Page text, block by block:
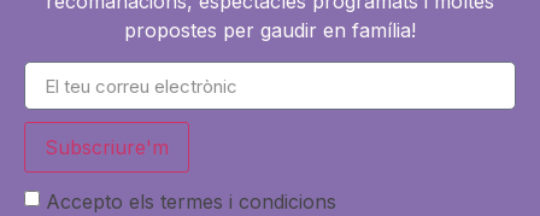
propostes per gaudir en família!
Subscriure'm
Accepto els termes i condicions